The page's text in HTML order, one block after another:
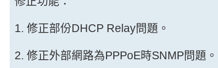
1. 修正部份DHCP Relay問題。
2. 修正外部網路為PPPoE時SNMP問題。